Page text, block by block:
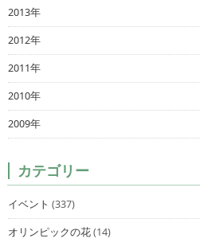
2013年
2012年
2011年
2010年
2009年
カテゴリー
イベント (337)
オリンピックの花(14)